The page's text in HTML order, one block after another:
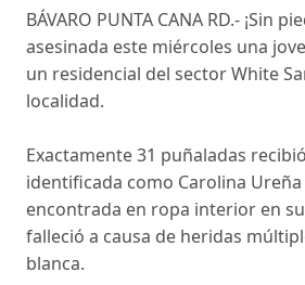
BÁVARO PUNTA CANA RD.- ¡Sin
asesinada este miércoles una
un residencial del sector White
localidad.
Exactamente 31 puñaladas
identificada como Carolina
encontrada en ropa interior en
falleció a causa de heridas
blanca.